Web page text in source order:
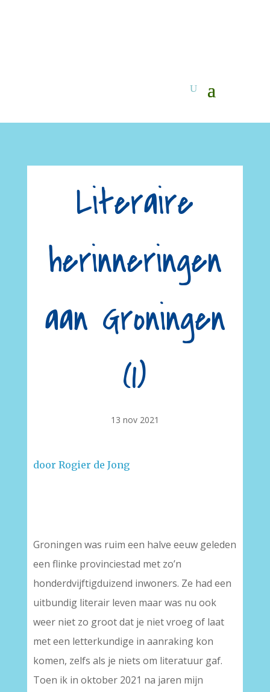
Literaire
herinneringen
aan Groningen
(1)
13 nov 2021
door Rogier de Jong
Groningen was ruim een halve eeuw geleden
een flinke provinciestad met zo’n
honderdvijftigduizend inwoners. Ze had een
uitbundig literair leven maar was nu ook
weer niet zo groot dat je niet vroeg of laat
met een letterkundige in aanraking kon
komen, zelfs als je niets om literatuur gaf.
Toen ik in oktober 2021 na jaren mijn